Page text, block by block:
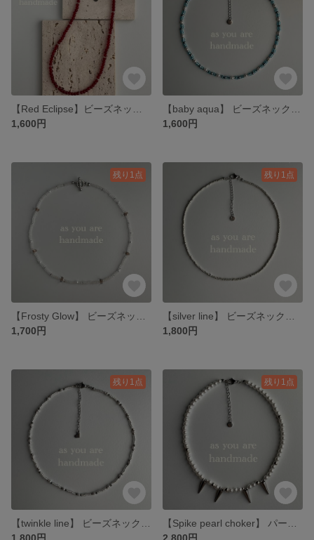
1,600円
1,600円
残り1点
1,700円
残り1点
1,800円
残り1点
1,800円
残り1点
2,800円